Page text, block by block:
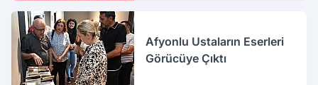
Afyonlu Ustaların Eserleri
Görücüye Çıktı